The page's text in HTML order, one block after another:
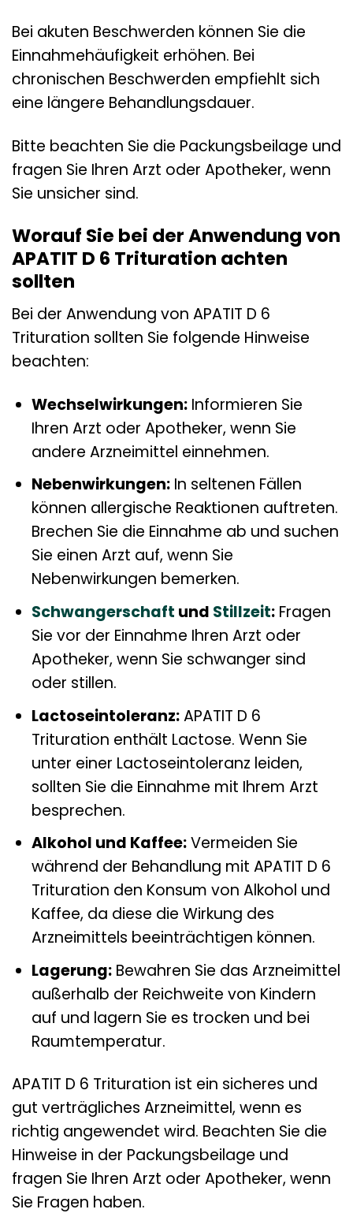
Bei akuten Beschwerden können Sie die
Einnahmehäufigkeit erhöhen. Bei
chronischen Beschwerden empfiehlt sich
eine längere Behandlungsdauer.
Bitte beachten Sie die Packungsbeilage und
fragen Sie Ihren Arzt oder Apotheker, wenn
Sie unsicher sind.
Worauf Sie bei der Anwendung von
APATIT D 6 Trituration achten
sollten
Bei der Anwendung von APATIT D 6
Trituration sollten Sie folgende Hinweise
beachten:
Wechselwirkungen:Informieren Sie
Ihren Arzt oder Apotheker, wenn Sie
andere Arzneimittel einnehmen.
Nebenwirkungen:In seltenen Fällen
können allergische Reaktionen auftreten.
Brechen Sie die Einnahme ab und suchen
Sie einen Arzt auf, wenn Sie
Nebenwirkungen bemerken.
Schwangerschaft und Stillzeit:Fragen
Sie vor der Einnahme Ihren Arzt oder
Apotheker, wenn Sie schwanger sind
oder stillen.
Lactoseintoleranz:APATIT D 6
Trituration enthält Lactose. Wenn Sie
unter einer Lactoseintoleranz leiden,
sollten Sie die Einnahme mit Ihrem Arzt
besprechen.
Alkohol und Kaffee:Vermeiden Sie
während der Behandlung mit APATIT D 6
Trituration den Konsum von Alkohol und
Kaffee, da diese die Wirkung des
Arzneimittels beeinträchtigen können.
Lagerung:Bewahren Sie das Arzneimittel
außerhalb der Reichweite von Kindern
auf und lagern Sie es trocken und bei
Raumtemperatur.
APATIT D 6 Trituration ist ein sicheres und
gut verträgliches Arzneimittel, wenn es
richtig angewendet wird. Beachten Sie die
Hinweise in der Packungsbeilage und
fragen Sie Ihren Arzt oder Apotheker, wenn
Sie Fragen haben.